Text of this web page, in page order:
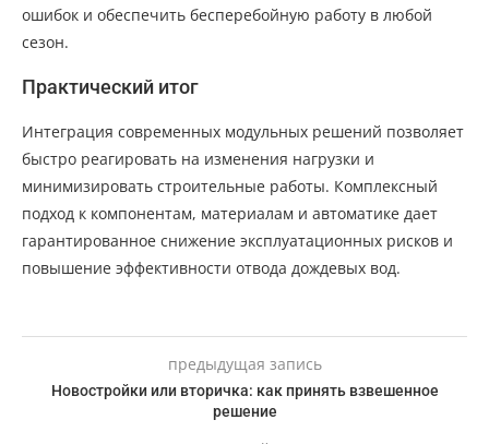
ошибок и обеспечить бесперебойную работу в любой
сезон.
Практический итог
Интеграция современных модульных решений позволяет
быстро реагировать на изменения нагрузки и
минимизировать строительные работы. Комплексный
подход к компонентам, материалам и автоматике дает
гарантированное снижение эксплуатационных рисков и
повышение эффективности отвода дождевых вод.
предыдущая запись
Новостройки или вторичка: как принять взвешенное
решение